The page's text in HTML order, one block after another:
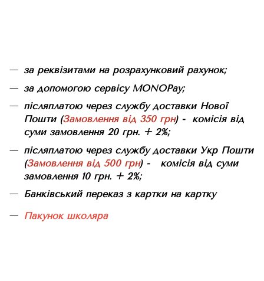
за реквізитами на розрахунковий рахунок;
за допомогою сервісу MONOPay;
післяплатою через службу доставки Нової
Пошти (Замовлення від 350 грн) - комісія від
суми замовлення 20 грн. + 2%;
післяплатою через службу доставки Укр Пошти
(Замовлення від 500 грн) - комісія від суми
замовлення 10 грн. + 2%;
Банківський переказ з картки на картку
Пакунок школяра